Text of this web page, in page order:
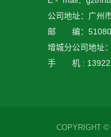
公司地址：广州
邮 编：
增城分公司地址
手 机 :
COPYRIGHT ©